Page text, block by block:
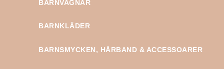
BARNVAGNAR
BARNKLÄDER
BARNSMYCKEN, HÅRBAND & ACCESSOARER